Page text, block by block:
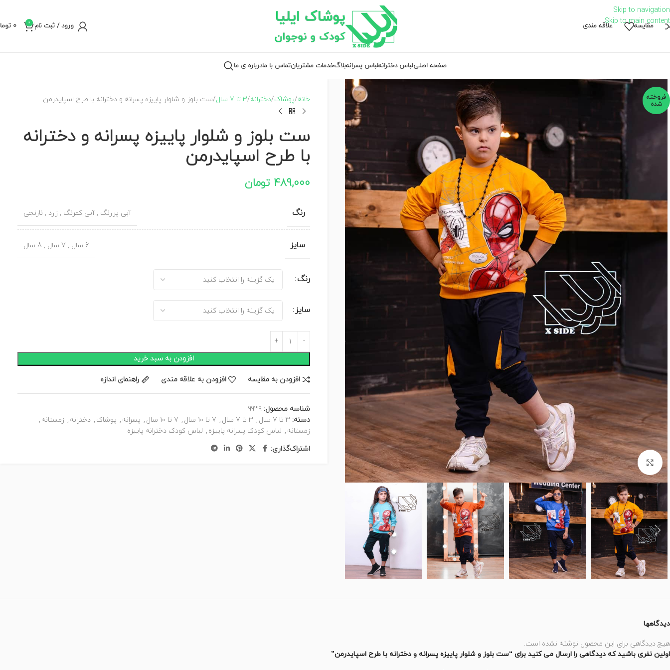
Skip to navigation
Skip to main content
مقايسه علاقه مندی ورود / ثبت نام 0
0
صفحه اصلیلباس دخترانهلباس پسرانهبلاگخدمات مشتریانتماس با مادرباره ی ما
فروخته
شده
برای بزرگنمایی کلیک کنید
خانه پوشاک دخترانه 3 تا 7 سال ست بلوز و شلوار پاییزه پسرانه و دخترانه با طرح اسپایدرمن
ست بلوز و شلوار پاییزه پسرانه و دخترانه
با طرح اسپایدرمن
489,000 تومان
رنگ آبی پررنگ , آبی کمرنگ , زرد , نارنجی
سایز 6 سال , 7 سال , 8 سال
رنگ
سایز
افزودن به سبد خرید
افزودن به مقایسه افزودن به علاقه مندی راهنمای اندازه
شناسه محصول: 9939
دسته: 3 تا 7 سال , 3 تا 7 سال , 7 تا 10 سال , 7 تا 10 سال , پسرانه , پوشاک , دخترانه , زمستانه ,
زمستانه , لباس کودک پسرانه پاییزه , لباس کودک دخترانه پاییزه
اشتراک‌گذاری:
دیدگاهها
هیچ دیدگاهی برای این محصول نوشته نشده است.
اولین نفری باشید که دیدگاهی را ارسال می کنید برای “ست بلوز و شلوار پاییزه پسرانه و دخترانه با طرح اسپایدرمن”